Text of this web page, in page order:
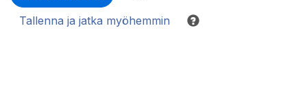
Tallenna ja jatka myöhemmin